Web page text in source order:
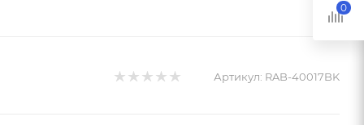
Артикул: RAB-40017BK
0